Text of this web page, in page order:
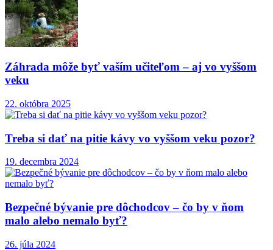
Záhrada môže byť vaším učiteľom – aj vo vyššom
veku
22. októbra 2025
Treba si dať na pitie kávy vo vyššom veku pozor?
19. decembra 2024
Bezpečné bývanie pre dôchodcov – čo by v ňom
malo alebo nemalo byť?
26. júla 2024